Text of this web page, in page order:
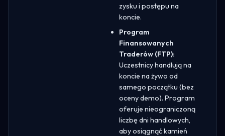
zysku i postępu na
koncie.
Program
Finansowanych
Traderów (FTP):
Uczestnicy handlują na
koncie na żywo od
samego początku (bez
oceny demo). Program
oferuje nieograniczoną
liczbę dni handlowych,
aby osiągnąć kamień